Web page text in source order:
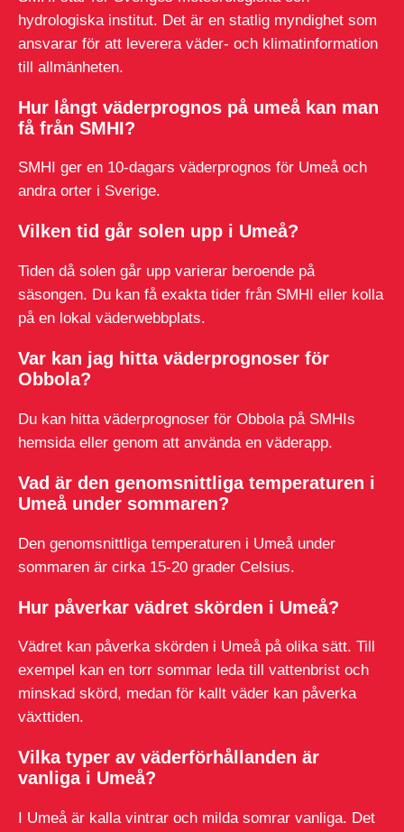
hydrologiska institut. Det är en statlig myndighet som
ansvarar för att leverera väder- och klimatinformation
till allmänheten.
Hur långt väderprognos på umeå kan man
få från SMHI?
SMHI ger en 10-dagars väderprognos för Umeå och
andra orter i Sverige.
Vilken tid går solen upp i Umeå?
Tiden då solen går upp varierar beroende på
säsongen. Du kan få exakta tider från SMHI eller kolla
på en lokal väderwebbplats.
Var kan jag hitta väderprognoser för
Obbola?
Du kan hitta väderprognoser för Obbola på SMHIs
hemsida eller genom att använda en väderapp.
Vad är den genomsnittliga temperaturen i
Umeå under sommaren?
Den genomsnittliga temperaturen i Umeå under
sommaren är cirka 15-20 grader Celsius.
Hur påverkar vädret skörden i Umeå?
Vädret kan påverka skörden i Umeå på olika sätt. Till
exempel kan en torr sommar leda till vattenbrist och
minskad skörd, medan för kallt väder kan påverka
växttiden.
Vilka typer av väderförhållanden är
vanliga i Umeå?
I Umeå är kalla vintrar och milda somrar vanliga. Det